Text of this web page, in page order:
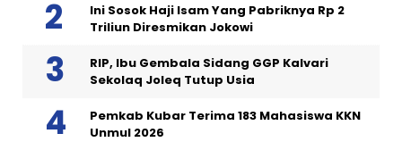
Ini Sosok Haji Isam Yang Pabriknya Rp 2
Triliun Diresmikan Jokowi
RIP, Ibu Gembala Sidang GGP Kalvari
Sekolaq Joleq Tutup Usia
Pemkab Kubar Terima 183 Mahasiswa KKN
Unmul 2026